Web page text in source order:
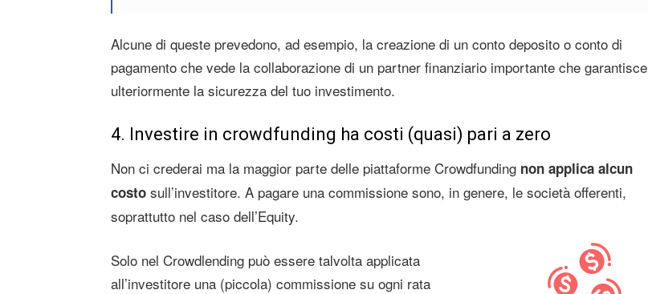
Alcune di queste prevedono, ad esempio, la creazione di un conto deposito o conto di
pagamento che vede la collaborazione di un partner finanziario importante che garantisce
ulteriormente la sicurezza del tuo investimento.
4. Investire in crowdfunding ha costi (quasi) pari a zero
Non ci crederai ma la maggior parte delle piattaforme Crowdfunding non applica alcun
costo sull’investitore. A pagare una commissione sono, in genere, le società offerenti,
soprattutto nel caso dell’Equity.
Solo nel Crowdlending può essere talvolta applicata
all’investitore una (piccola) commissione su ogni rata